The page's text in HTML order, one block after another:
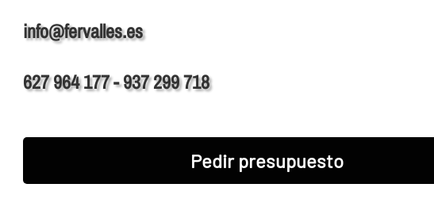
info@fervalles.es
627 964 177 - 937 299 718
Pedir presupuesto